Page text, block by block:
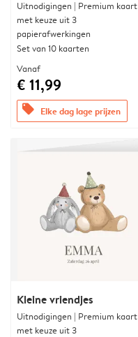
Uitnodigingen | Premium kaart
met keuze uit 3
papierafwerkingen
Set van 10 kaarten
Vanaf
€ 11,99
offers Elke dag lage prijzen
Kleine vriendjes
Uitnodigingen | Premium kaart
met keuze uit 3